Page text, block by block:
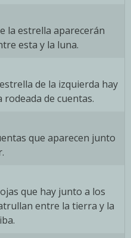
la estrella aparecerán
esta y la luna.
de la izquierda hay
de cuentas.
que aparecen junto
que hay junto a los
entre la tierra y la